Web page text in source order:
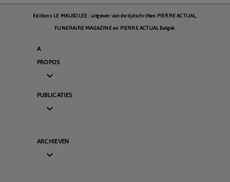
Editions LE MAUSOLEE : uitgever van de tijdschriften PIERRE ACTUAL,
FUNERAIRE MAGAZINE en PIERRE ACTUAL België.
A
PROPOS

PUBLICATIES

ARCHIEVEN
